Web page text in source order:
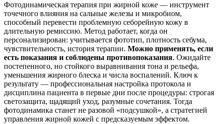
Фотодинамическая терапия при жирной коже — инструмент
точечного влияния на сальные железы и микробиом,
способный перевести проблемную себорейную кожу в
длительную ремиссию. Метод работает, когда он
персонализирован: учитывается фототип, плотность себума,
чувствительность, история терапии. Можно применять, если
есть показания и соблюдены противопоказания. Ожидайте
постепенного, но стойкого выравнивания тона и рельефа,
уменьшения жирного блеска и числа воспалений. Ключ к
результату — профессиональная настройка протокола и
дисциплина пациента в первые дни после процедуры: строгая
светозащита, щадящий уход, разумные сочетания. Тогда
фотодинамика станет не разовой «подсушкой», а стратегией
управления жирной кожей с предсказуемым эффектом.